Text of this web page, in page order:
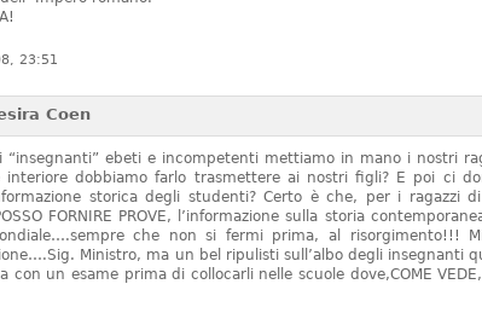
23:51
Coen
“insegnanti” ebeti e incompetenti mettiamo in mano i nostri
interiore dobbiamo farlo trasmettere ai nostri figli? E poi ci
storica degli studenti? Certo è che, per i ragazzi
FORNIRE PROVE, l’informazione sulla storia
che non si fermi prima, al risorgimento!!!
Ministro, ma un bel ripulisti sull’albo degli insegnanti
con un esame prima di collocarli nelle scuole dove,COME